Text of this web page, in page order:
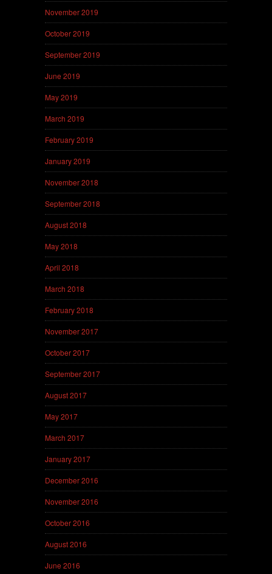
November 2019
October 2019
September 2019
June 2019
May 2019
March 2019
February 2019
January 2019
November 2018
September 2018
August 2018
May 2018
April 2018
March 2018
February 2018
November 2017
October 2017
September 2017
August 2017
May 2017
March 2017
January 2017
December 2016
November 2016
October 2016
August 2016
June 2016